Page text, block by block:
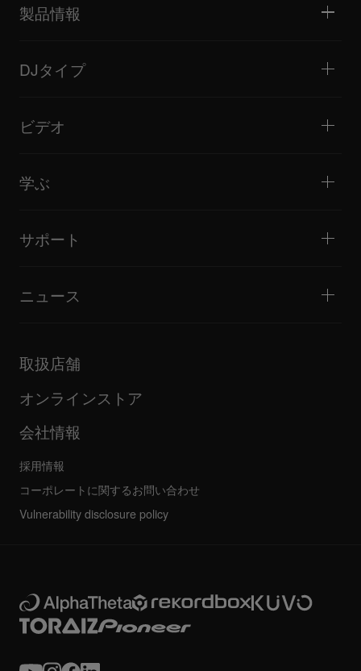
製品情報
DJミキサー
オールインワンDJシステム
DJサンプラー
DJエフェクター
モニタースピーカー
ポータブルDJスピーカー
DJタイプ
ライブストリーミング
ミニクラブ / バー・ラウンジ
バトル / パフォーマンス
音楽制作
ビデオ
チュートリアル
ヒント・テクニック
カルチャー
ドキュメンタリー
学ぶ
DJスクール
Open format/Hip Hop DJにお勧めの製品
サポート
サポートゲートウェイを見る
ファームウェア・ドライバのダウンロード
FAQ
コミュニティフォーラム
サービス、修理、保証
ニュース
企業情報
その他
取扱店舗
オンラインストア
会社情報
採用情報
コーポレートに関するお問い合わせ
Vulnerability disclosure policy